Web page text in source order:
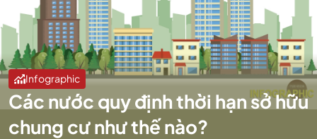
Infographic
Các nước quy định thời hạn sở hữu
chung cư như thế nào?